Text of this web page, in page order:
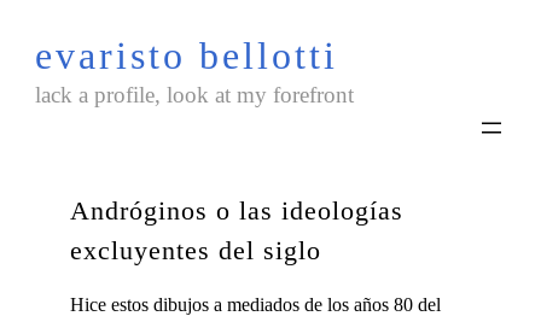
contenidoevaristo bellotti
lack a profile, look at my forefront
Andróginos o las ideologías
excluyentes del siglo
Hice estos dibujos a mediados de los años 80 del